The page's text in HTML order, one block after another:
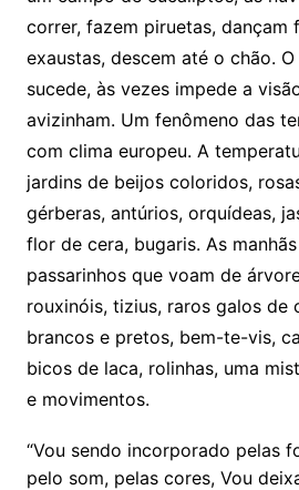
correr, fazem piruetas, dançam
exaustas, descem até o chão.
sucede, às vezes impede a
avizinham. Um fenômeno das
com clima europeu. A
jardins de beijos coloridos,
gérberas, antúrios, orquídeas,
flor de cera, bugaris. As
passarinhos que voam de
rouxinóis, tizius, raros galos de
brancos e pretos, bem-te-vis,
bicos de laca, rolinhas, uma
e movimentos.
“Vou sendo incorporado pelas
pelo som, pelas cores, Vou